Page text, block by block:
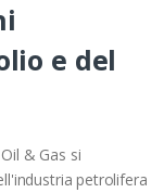
e del
& Gas si
petrolifera